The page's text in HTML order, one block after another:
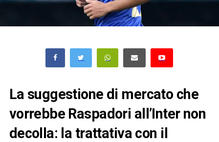
La suggestione di mercato che
vorrebbe Raspadori all’Inter non
decolla: la trattativa con il